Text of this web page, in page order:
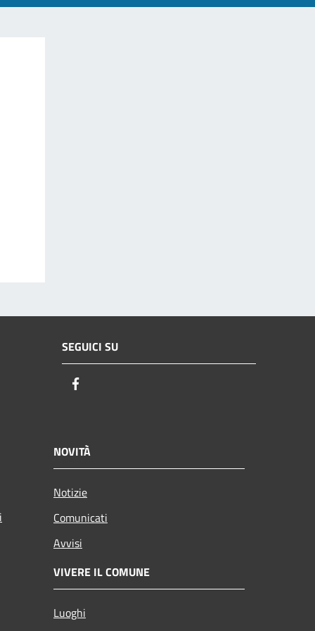
SEGUICI SU
NOVITÀ
Notizie
Comunicati
Avvisi
VIVERE IL COMUNE
Luoghi